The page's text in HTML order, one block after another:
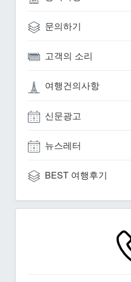
문의하기
고객의 소리
여행건의사항
신문광고
뉴스레터
BEST 여행후기